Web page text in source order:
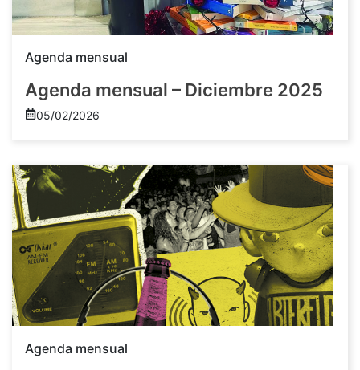
Agenda mensual
Agenda mensual – Diciembre 2025
05/02/2026
Agenda mensual